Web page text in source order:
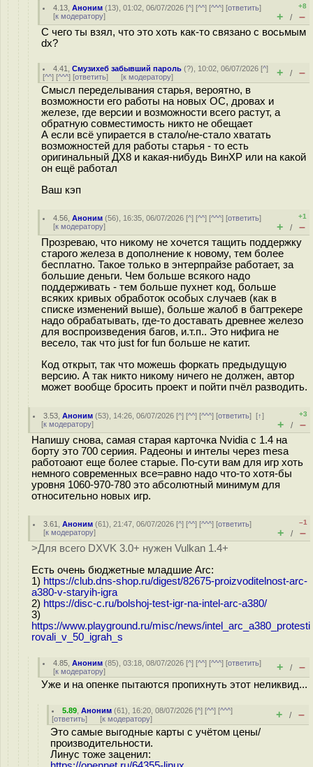
4.13 ,Аноним (13), 01:02, 06/07/2026 [^] [^^] [^^^] [ответить]
[к модератору]
+8
+ / –
С чего ты взял, что это хоть как-то связано с восьмым
dx?
4.41 ,Смузихеб забывший пароль (?), 10:02, 06/07/2026 [^]
[^^] [^^^] [ответить] [к модератору] + / –
Смысл переделывания старья, вероятно, в
возможности его работы на новых ОС, дровах и
железе, где версии и возможности всего растут, а
обратную совместимость никто не обещает
А если всё упирается в стало/не-стало хватать
возможностей для работы старья - то есть
оригинальный ДХ8 и какая-нибудь ВинХР или на какой
он ещё работал
Ваш кэп
4.56 ,Аноним (56), 16:35, 06/07/2026 [^] [^^] [^^^] [ответить]
[к модератору]
+1
+ / –
Прозреваю, что никому не хочется тащить поддержку
старого железа в дополнение к новому, тем более
бесплатно. Такое только в энтерпрайзе работает, за
большие деньги. Чем больше всякого надо
поддерживать - тем больше пухнет код, больше
всяких кривых обработок особых случаев (как в
списке изменений выше), больше жалоб в багтрекере
надо обрабатывать, где-то доставать древнее железо
для воспроизведения багов, и.т.п.. Это нифига не
весело, так что just for fun больше не катит.
Код открыт, так что можешь форкать предыдущую
версию. А так никто никому ничего не должен, автор
может вообще бросить проект и пойти пчёл разводить.
3.53 ,Аноним (53), 14:26, 06/07/2026 [^] [^^] [^^^] [ответить][↑]
[к модератору]
+3
+ / –
Напишу снова, самая старая карточка Nvidia с 1.4 на
борту это 700 сериия. Радеоны и интелы через mesa
работоают еще более старые. По-сути вам для игр хоть
немного современных все=равно надо что-то хотя-бы
уровня 1060-970-780 это абсолютный минимум для
относительно новых игр.
3.61 ,Аноним (61), 21:47, 06/07/2026 [^] [^^] [^^^] [ответить]
[к модератору]
–1
+ / –
>Для всего DXVK 3.0+ нужен Vulkan 1.4+
Есть очень бюджетные младшие Arc:
1) https://club.dns-shop.ru/digest/82675-proizvoditelnost-arc-
a380-v-staryih-igra
2) https://disc-c.ru/bolshoj-test-igr-na-intel-arc-a380/
3)
https://www.playground.ru/misc/news/intel_arc_a380_protesti
rovali_v_50_igrah_s
4.85 ,Аноним (85), 03:18, 08/07/2026 [^] [^^] [^^^] [ответить]
[к модератору] + / –
Уже и на опенке пытаются пропихнуть этот неликвид...
5.89 ,Аноним (61), 16:20, 08/07/2026 [^] [^^] [^^^]
[ответить] [к модератору] + / –
Это самые выгодные карты с учётом цены/
производительности.
Линус тоже заценил: